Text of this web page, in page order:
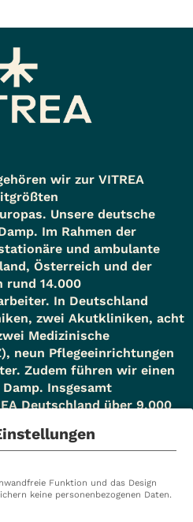
wir zur VITREA
Unsere deutsche
Im Rahmen der
und ambulante
Österreich und der
rund 14.000
In Deutschland
zwei Akutkliniken, acht
Medizinische
neun Pflegeeinrichtungen
Zudem führen wir einen
Insgesamt
Deutschland über 9.000
Ambulant
Funktion und das Design
keine personenbezogenen Daten.